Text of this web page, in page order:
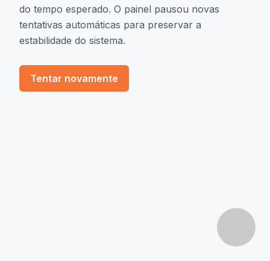
do tempo esperado. O painel pausou novas
tentativas automáticas para preservar a
estabilidade do sistema.
Tentar novamente